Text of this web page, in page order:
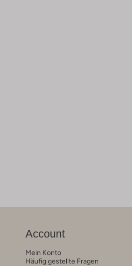
Account
Mein Konto
Häufig gestellte Fragen